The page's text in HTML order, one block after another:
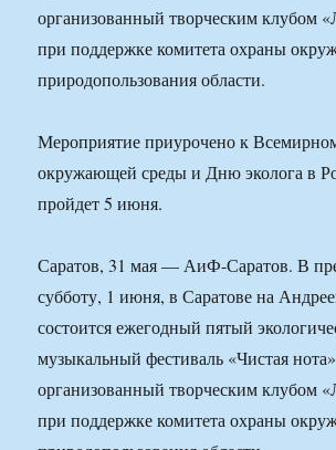
организованный творческим клубом
при поддержке комитета охраны
природопользования области.
Мероприятие приурочено к
окружающей среды и Дню эколога в
пройдет 5 июня.
Саратов, 31 мая — АиФ-Саратов. В
субботу, 1 июня, в Саратове на
состоится ежегодный пятый
музыкальный фестиваль «Чистая
организованный творческим клубом
при поддержке комитета охраны